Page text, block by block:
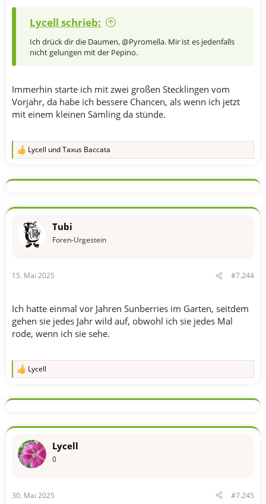
Lycell schrieb:
Ich drück dir die Daumen, @Pyromella. Mir ist es jedenfalls
nicht gelungen mit der Pepino.
Immerhin starte ich mit zwei großen Stecklingen vom
Vorjahr, da habe ich bessere Chancen, als wenn ich jetzt
mit einem kleinen Sämling da stünde.
R
k
o
Lycell undTaxus Baccata
Tubi
Foren-Urgestein
15. Mai 2025 #7.244
Ich hatte einmal vor Jahren Sunberries im Garten, seitdem
gehen sie jedes Jahr wild auf, obwohl ich sie jedes Mal
rode, wenn ich sie sehe.
R
k
o
e
n
Lycell
Lycell
0
30. Mai 2025 #7.245